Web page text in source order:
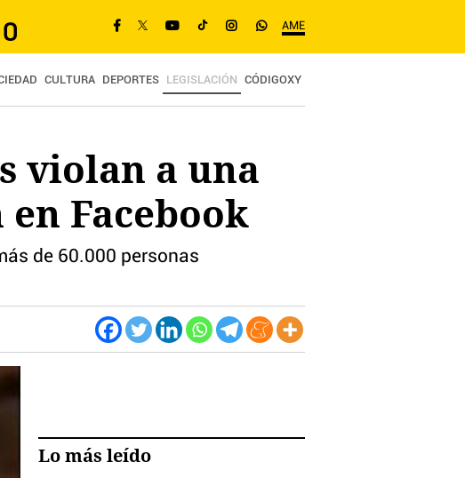
AME
CULTURA DEPORTES LEGISLACIÓN CÓDIGOXY
violan a una
Facebook
de 60.000 personas
Lo más leído